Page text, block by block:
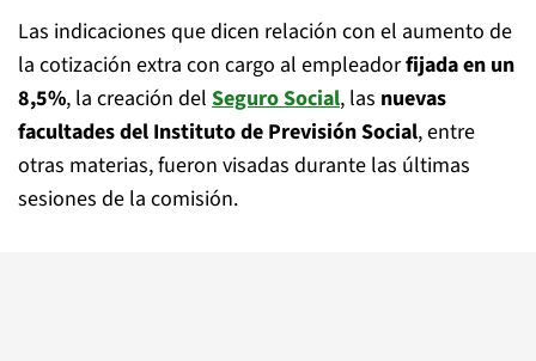
Las indicaciones que dicen relación con el aumento de
la cotización extra con cargo al empleadorfijada en un
8,5%, la creación del Seguro Social, las nuevas
facultades del Instituto de Previsión Social, entre
otras materias, fueron visadas durante las últimas
sesiones de la comisión.